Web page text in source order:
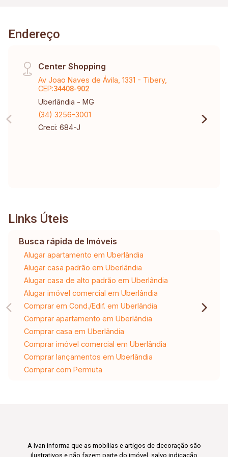
Endereço
Center Shopping
Av Joao Naves de Ávila, 1331 - Tibery,
CEP:34408-902
Uberlândia - MG
(34) 3256-3001
Creci: 684-J
Links Úteis
Busca rápida de Imóveis
Alugar apartamento em Uberlândia
Alugar casa padrão em Uberlândia
Alugar casa de alto padrão em Uberlândia
Alugar imóvel comercial em Uberlândia
Comprar em Cond./Edif. em Uberlândia
Comprar apartamento em Uberlândia
Comprar casa em Uberlândia
Comprar imóvel comercial em Uberlândia
Comprar lançamentos em Uberlândia
Comprar com Permuta
A Ivan informa que as mobílias e artigos de decoração são
ilustrativos e não fazem parte do imóvel, salvo indicação